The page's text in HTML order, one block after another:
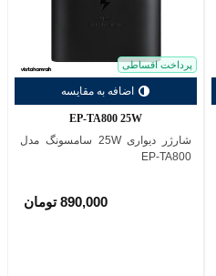
پرداخت اقساطی
اضافه به مقایسه
EP-TA800 25W
شارژر دیواری 25W سامسونگ مدل
EP-TA800
890,000 تومان